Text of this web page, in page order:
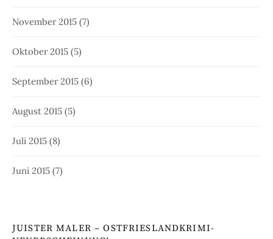
November 2015 (7)
Oktober 2015 (5)
September 2015 (6)
August 2015 (5)
Juli 2015 (8)
Juni 2015 (7)
JUISTER MALER – OSTFRIESLANDKRIMI-